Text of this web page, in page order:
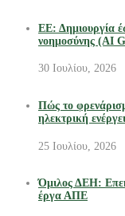
ΕΕ: Δημιουργία
νοημοσύνης (AI
30 Ιουλίου, 2026
Πώς το
ηλεκτρική
25 Ιουλίου, 2026
Όμιλος ΔΕΗ:
έργα ΑΠΕ